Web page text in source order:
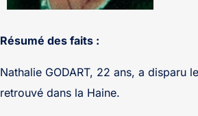
Résumé des faits :
Nathalie GODART, 22 ans, a disparu
retrouvé dans la Haine.